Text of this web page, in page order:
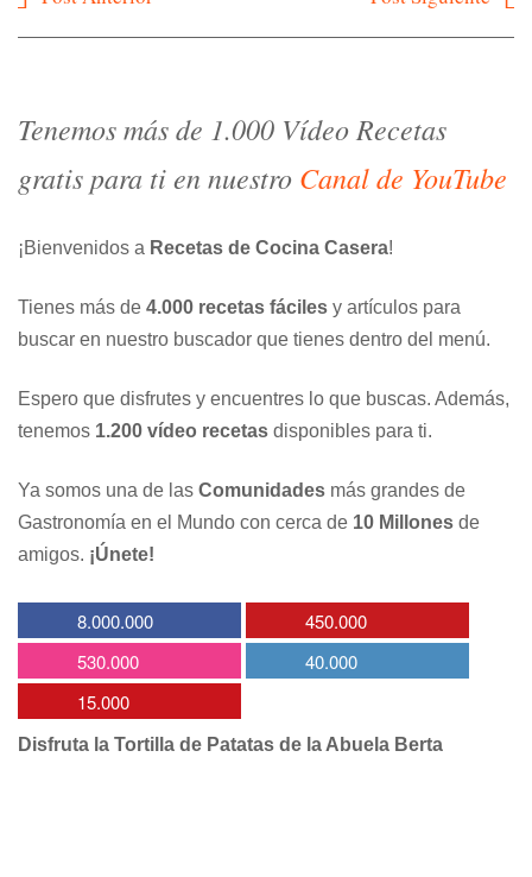
Tenemos más de 1.000 Vídeo Recetas
gratis para ti en nuestro Canal de YouTube
¡Bienvenidos a Recetas de Cocina Casera!
Tienes más de 4.000 recetas fáciles y artículos para
buscar en nuestro buscador que tienes dentro del menú.
Espero que disfrutes y encuentres lo que buscas. Además,
tenemos 1.200 vídeo recetas disponibles para ti.
Ya somos una de las Comunidades más grandes de
Gastronomía en el Mundo con cerca de 10 Millones de
amigos. ¡Únete!
8.000.000
450.000
530.000
40.000
15.000
Disfruta la Tortilla de Patatas de la Abuela Berta